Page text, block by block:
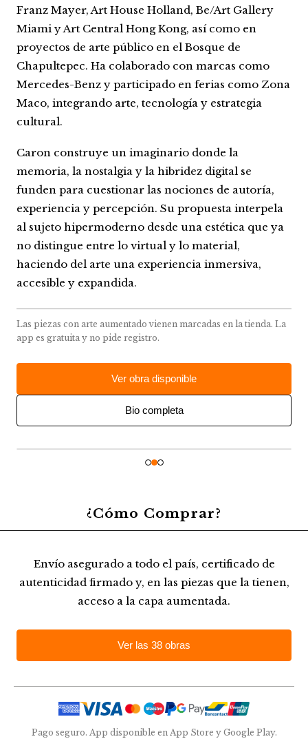
Franz Mayer, Art House Holland, Be/Art Gallery
Miami y Art Central Hong Kong, así como en
proyectos de arte público en el Bosque de
Chapultepec. Ha colaborado con marcas como
Mercedes-Benz y participado en ferias como Zona
Maco, integrando arte, tecnología y estrategia
cultural.
Caron construye un imaginario donde la
memoria, la nostalgia y la hibridez digital se
funden para cuestionar las nociones de autoría,
experiencia y percepción. Su propuesta interpela
al sujeto hipermoderno desde una estética que ya
no distingue entre lo virtual y lo material,
haciendo del arte una experiencia inmersiva,
accesible y expandida.
Las piezas con arte aumentado vienen marcadas en la tienda. La
app es gratuita y no pide registro.
Ver obra disponible
Bio completa
¿Cómo Comprar?
Envío asegurado a todo el país, certificado de
autenticidad firmado y, en las piezas que la tienen,
acceso a la capa aumentada.
Ver las 38 obras
Pago seguro. App disponible en App Store y Google Play.